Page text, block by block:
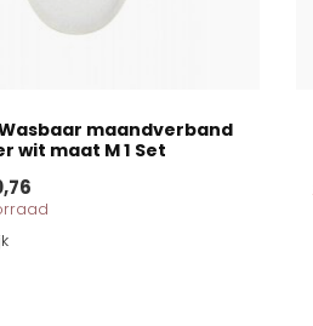
maandverband
wit maat M 1 Set